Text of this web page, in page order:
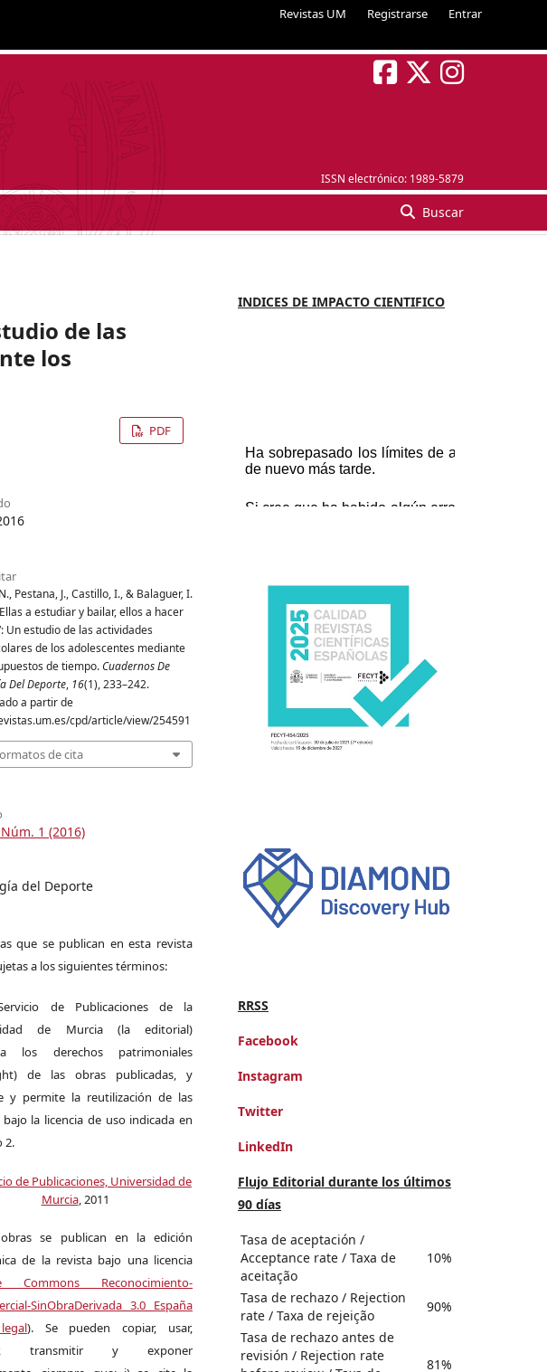
Revistas UM Registrarse Entrar
ISSN electrónico: 1989-5879
Buscar
de las
los
PDF
Pestana, J., Castillo, I., & Balaguer, I.
a estudiar y bailar, ellos a hacer
Un estudio de las actividades
de los adolescentes mediante
de tiempo.Cuadernos De
Del Deporte, 16(1), 233–242.
a partir de
cpd/article/view/254591
de cita
1 (2016)
del Deporte
que se publican en esta revista
a los siguientes términos:
de Publicaciones de la
de Murcia (la editorial)
los derechos patrimoniales
de las obras publicadas, y
y permite la reutilización de las
bajo la licencia de uso indicada en
2.
de Publicaciones, Universidad de
Murcia, 2011
se publican en la edición
de la revista bajo una licencia
Commons Reconocimiento-
SinObraDerivada 3.0 España
). Se pueden copiar, usar,
transmitir y exponer
INDICES DE IMPACTO CIENTIFICO
RRSS
Facebook
Instagram
Twitter
LinkedIn
Flujo Editorial durante los últimos
90 días
Tasa de aceptación /
Acceptance rate / Taxa de
aceitação
10%
Tasa de rechazo / Rejection
rate / Taxa de rejeição
90%
Tasa de rechazo antes de
revisión / Rejection rate
81%